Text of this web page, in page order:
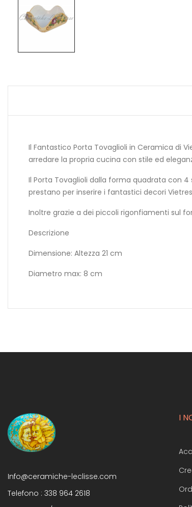
Il Fantastico Porta Tovaglioli in Ceramica di
arredare la propria cucina con stile ed
Il Porta Tovaglioli dalla forma quadrata con
prestano per inserire i fantastici decori
Inoltre grazie a dei piccoli rigonfiamenti sul
Descrizione
Dimensione: Altezza 21 cm
Diametro max: 8 cm
Info@ceramiche-leclisse.com
Telefono : 338 964 2618
I